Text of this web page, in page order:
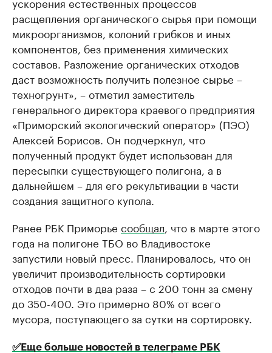
расщепления органического сырья при помощи
микроорганизмов, колоний грибков и иных
компонентов, без применения химических
составов. Разложение органических отходов
даст возможность получить полезное сырье –
техногрунт», – отметил заместитель
генерального директора краевого предприятия
«Приморский экологический оператор» (ПЭО)
Алексей Борисов. Он подчеркнул, что
полученный продукт будет использован для
пересыпки существующего полигона, а в
дальнейшем – для его рекультивации в части
создания защитного купола.
Ранее РБК Приморье сообщал , что в марте этого
года на полигоне ТБО во Владивостоке
запустили новый пресс. Планировалось, что он
увеличит производительность сортировки
отходов почти в два раза – с 200 тонн за смену
до 350-400. Это примерно 80% от всего
мусора, поступающего за сутки на сортировку.
✅Еще больше новостей в телеграме РБК